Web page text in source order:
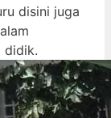
disini juga
didik.